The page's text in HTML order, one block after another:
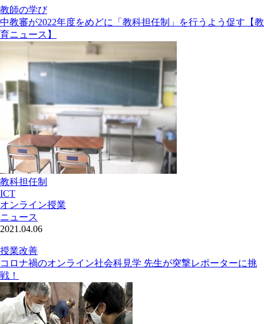
教師の学び
中教審が2022年度をめどに「教科担任制」を行うよう促す【教
育ニュース】
教科担任制
ICT
オンライン授業
ニュース
2021.04.06
授業改善
コロナ禍のオンライン社会科見学 先生が突撃レポーターに挑
戦！